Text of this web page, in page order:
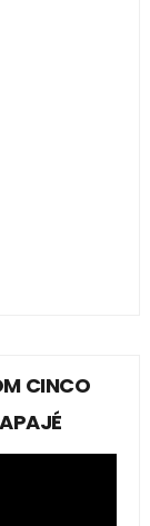
CINCO